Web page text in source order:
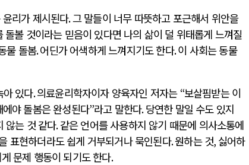
리가 제시된다.그 말들이 너무 따뜻하고 포근해서 위안을
볼 것이라는 믿음이 있다면 나의 삶이 덜 위태롭게 느껴질
물 돌봄.어딘가 어색하게 느껴지기도 한다.이 사회는 동물
아 있다.의료윤리학자이자 양육자인 저자는 “보살핌받는 이
에야 돌봄은 완성된다”라고 말한다.당연한 말일 수도 있지
않는 것 같다.같은 언어를 사용하지 않기 때문에 의사소통에
표현하더라도 쉽게 거부되거나 묵인된다.원하는 것, 싫어하
문제 행동이 되기도 한다.